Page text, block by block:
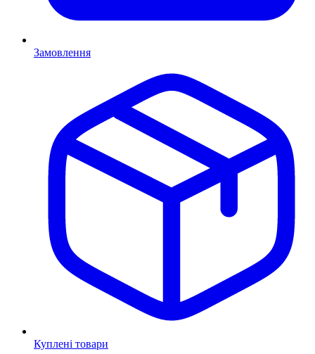
Замовлення
Куплені товари